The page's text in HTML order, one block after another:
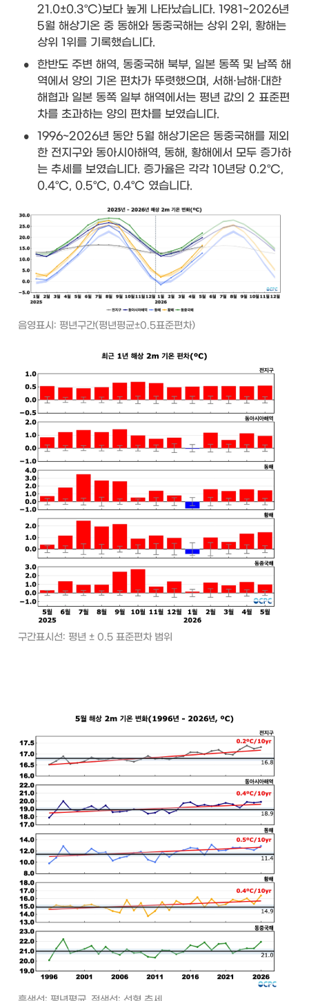
21.0±0.3°C)보다 높게 나타났습니다. 1981~2026년
5월 해상기온 중 동해와 동중국해는 상위 2위, 황해는
상위 1위를 기록했습니다.
•
한반도 주변 해역, 동중국해 북부, 일본 동쪽 및 남쪽 해
역에서 양의 기온 편차가 뚜렷했으며, 서해·남해·대한
해협과 일본 동쪽 일부 해역에서는 평년 값의 2 표준편
차를 초과하는 양의 편차를 보였습니다.
•
1996~2026년 동안 5월 해상기온은 동중국해를 제외
한 전지구와 동아시아해역, 동해, 황해에서 모두 증가하
는 추세를 보였습니다. 증가율은 각각 10년당 0.2°C,
0.4°C, 0.5°C, 0.4°C 였습니다.
음영표시: 평년구간(평년평균±0.5표준편차)
구간표시선: 평년 ± 0.5 표준편차 범위